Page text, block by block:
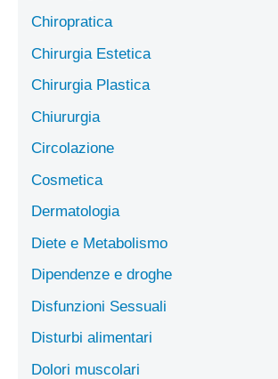
Chiropratica
Chirurgia Estetica
Chirurgia Plastica
Chiururgia
Circolazione
Cosmetica
Dermatologia
Diete e Metabolismo
Dipendenze e droghe
Disfunzioni Sessuali
Disturbi alimentari
Dolori muscolari